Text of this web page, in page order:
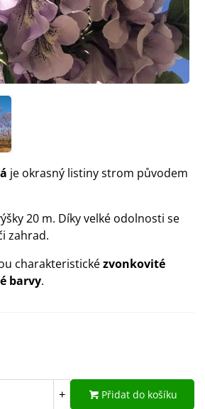
je okrasný listiny strom původem
20 m. Díky velké odolnosti se
zahrad.
charakteristickézvonkovité
barvy.
+ Přidat do košíku